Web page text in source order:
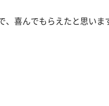
、喜んでもらえたと思い